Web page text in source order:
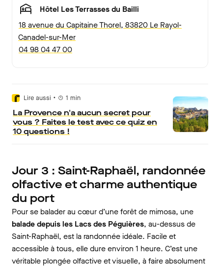
Hôtel Les Terrasses du Bailli
18 avenue du Capitaine Thorel, 83820 Le Rayol-
Canadel-sur-Mer
04 98 04 47 00
Lire aussi • 1 min
La Provence n'a aucun secret pour
vous ? Faites le test avec ce quiz en
10 questions !
Jour 3 : Saint-Raphaël, randonnée
olfactive et charme authentique
du port
Pour se balader au cœur d’une forêt de mimosa, une
balade depuis les Lacs des Péguières, au-dessus de
Saint-Raphaël, est la randonnée idéale. Facile et
accessible à tous, elle dure environ 1 heure. C’est une
véritable plongée olfactive et visuelle, à faire absolument